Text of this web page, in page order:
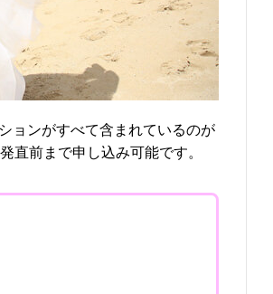
ョンがすべて含まれているのが
直前まで申し込み可能です。